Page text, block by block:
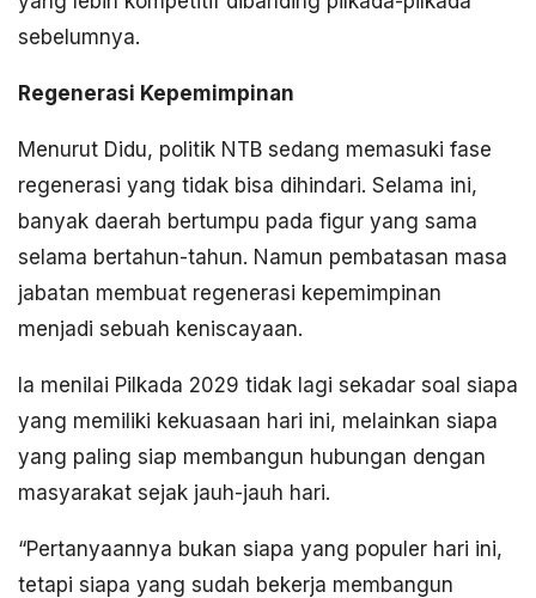
sebelumnya.
Regenerasi Kepemimpinan
Menurut Didu, politik NTB sedang memasuki fase
regenerasi yang tidak bisa dihindari. Selama ini,
banyak daerah bertumpu pada figur yang sama
selama bertahun-tahun. Namun pembatasan masa
jabatan membuat regenerasi kepemimpinan
menjadi sebuah keniscayaan.
Ia menilai Pilkada 2029 tidak lagi sekadar soal siapa
yang memiliki kekuasaan hari ini, melainkan siapa
yang paling siap membangun hubungan dengan
masyarakat sejak jauh-jauh hari.
“Pertanyaannya bukan siapa yang populer hari ini,
tetapi siapa yang sudah bekerja membangun